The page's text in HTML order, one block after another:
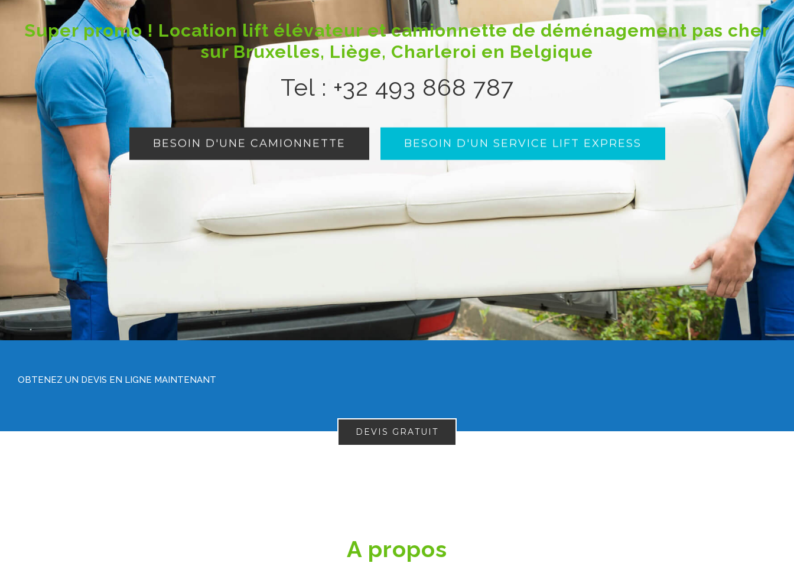
Super promo ! Location lift élévateur et camionnette de déménagement pas cher
sur Bruxelles, Liège, Charleroi en Belgique
Tel : +32 493 868 787
BESOIN D'UNE CAMIONNETTE BESOIN D'UN SERVICE LIFT EXPRESS
OBTENEZ UN DEVIS EN LIGNE MAINTENANT
DEVIS GRATUIT
A propos